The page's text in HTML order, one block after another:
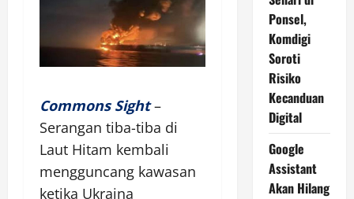
Commons Sight–
Serangan tiba-tiba di
Laut Hitam kembali
mengguncang kawasan
ketika Ukraina
Ponsel,
Komdigi
Soroti
Risiko
Kecanduan
Digital
Google
Assistant
Akan Hilang